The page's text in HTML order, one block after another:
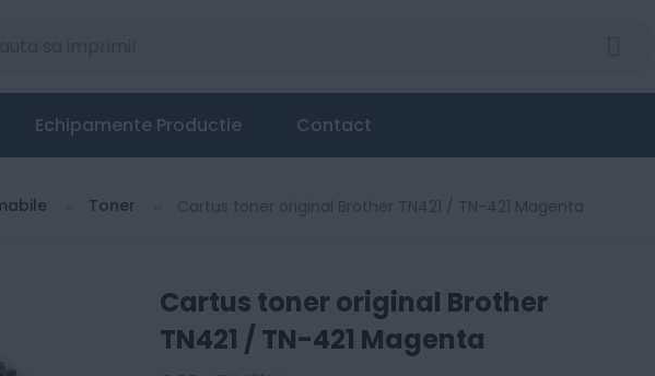
Echipamente Productie Contact
Toner Cartus toner original Brother TN421 / TN-421 Magenta
Cartus toner original Brother
TN421 / TN-421 Magenta